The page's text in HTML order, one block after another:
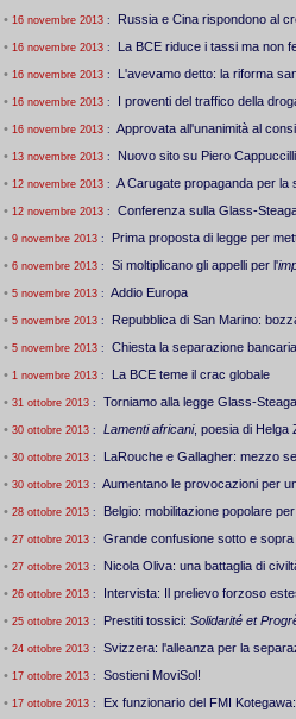
•16 novembre 2013 :
Russia e Cina rispondono al
•16 novembre 2013 :
La BCE riduce i tassi ma non
•16 novembre 2013 :
L'avevamo detto: la riforma
•16 novembre 2013 :
I proventi del traffico della
•16 novembre 2013 : Approvata all'unanimità al
•13 novembre 2013 :
Nuovo sito su Piero Cappuccilli
•12 novembre 2013 : A Carugate propaganda per la
•12 novembre 2013 :
Conferenza sulla Glass-
•9 novembre 2013 :
Prima proposta di legge per
•6 novembre 2013 : Si moltiplicano gli appelli per l'
•5 novembre 2013 : Addio Europa
•5 novembre 2013 :
Repubblica di San Marino:
•5 novembre 2013 :
Chiesta la separazione
•1 novembre 2013 :
La BCE teme il crac globale
•31 ottobre 2013 : Torniamo alla legge Glass-
•30 ottobre 2013 : Lamenti africani, poesia di Helga
•30 ottobre 2013 :
LaRouche e Gallagher: mezzo
•30 ottobre 2013 : Aumentano le provocazioni per
•28 ottobre 2013 :
Belgio: mobilitazione popolare
•27 ottobre 2013 :
Grande confusione sotto e sopra
•27 ottobre 2013 :
Nicola Oliva: una battaglia di
•26 ottobre 2013 :
Intervista: Il prelievo forzoso
•25 ottobre 2013 : Prestiti tossici: Solidarité et
•24 ottobre 2013 :
Svizzera: l'alleanza per la
•17 ottobre 2013 :
Sostieni MoviSol!
•17 ottobre 2013 :
Ex funzionario del FMI